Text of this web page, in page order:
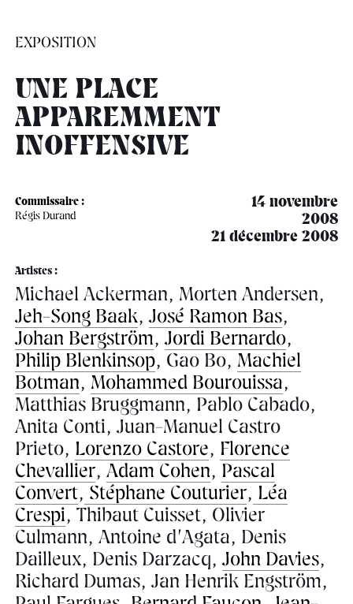
EXPOSITION
UNE PLACE
APPAREMMENT
INOFFENSIVE
14 novembre
2008
21 décembre 2008
Commissaire :
Régis Durand
Artistes :
Michael Ackerman, Morten Andersen,
Jeh-Song Baak,José Ramon Bas,
Johan Bergström,Jordi Bernardo,
Philip Blenkinsop, Gao Bo, Machiel
Botman, Mohammed Bourouissa,
Matthias Bruggmann, Pablo Cabado,
Anita Conti, Juan-Manuel Castro
Prieto, Lorenzo Castore, Florence
Chevallier,Adam Cohen, Pascal
Convert, Stéphane Couturier, Léa
Crespi, Thibaut Cuisset, Olivier
Culmann, Antoine d’Agata, Denis
Dailleux, Denis Darzacq,John Davies,
Richard Dumas, Jan Henrik Engström,
Jardin public de l’Hôtel